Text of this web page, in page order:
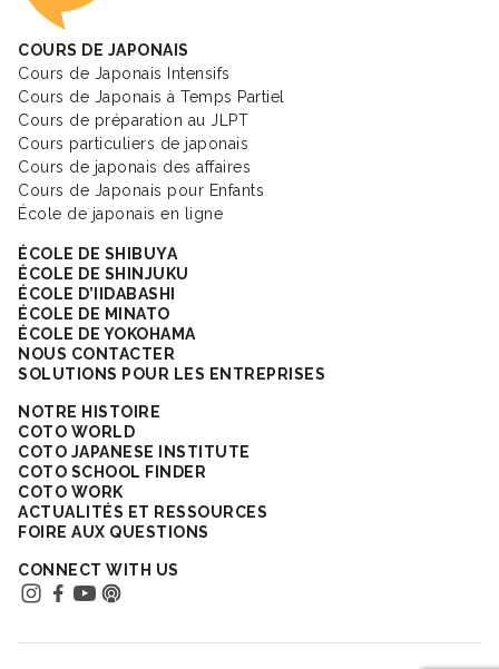
COURS DE JAPONAIS
Cours de Japonais Intensifs
Cours de Japonais à Temps Partiel
Cours de préparation au JLPT
Cours particuliers de japonais
Cours de japonais des affaires
Cours de Japonais pour Enfants
École de japonais en ligne
ÉCOLE DE SHIBUYA
ÉCOLE DE SHINJUKU
ÉCOLE D’IIDABASHI
ÉCOLE DE MINATO
ÉCOLE DE YOKOHAMA
NOUS CONTACTER
SOLUTIONS POUR LES ENTREPRISES
NOTRE HISTOIRE
COTO WORLD
COTO JAPANESE INSTITUTE
COTO SCHOOL FINDER
COTO WORK
ACTUALITÉS ET RESSOURCES
FOIRE AUX QUESTIONS
CONNECT WITH US